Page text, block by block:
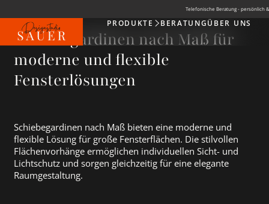
Telefonische Beratung - persönlich
Produkte
PRODUKTE BERATUNGÜBER UNS
Schiebegardinen nach Maß für
moderne und flexible
Fensterlösungen
Schiebegardinen nach Maß bieten eine moderne und
flexible Lösung für große Fensterflächen. Die stilvollen
Flächenvorhänge ermöglichen individuellen Sicht- und
Lichtschutz und sorgen gleichzeitig für eine elegante
Raumgestaltung.